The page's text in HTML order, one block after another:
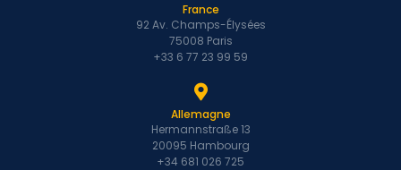
France
92 Av. Champs-Élysées
75008 Paris
+33 6 77 23 99 59
Allemagne
Hermannstraße 13
20095 Hambourg
+34 681 026 725